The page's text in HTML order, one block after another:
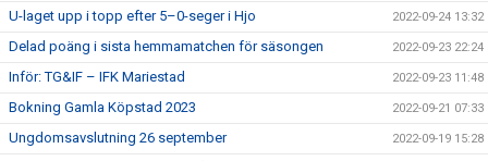
U-laget upp i topp efter 5–0-seger i Hjo 2022-09-24 13:32
Delad poäng i sista hemmamatchen för säsongen 2022-09-23 22:24
Inför: TG&IF – IFK Mariestad 2022-09-23 11:48
Bokning Gamla Köpstad 2023 2022-09-21 07:33
Ungdomsavslutning 26 september 2022-09-19 15:28